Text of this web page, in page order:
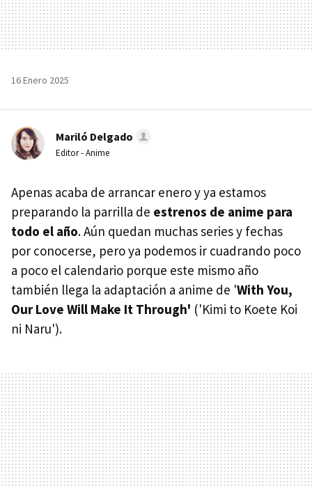
16 Enero 2025
Mariló Delgado
Editor - Anime
Apenas acaba de arrancar enero y ya estamos
preparando la parrilla de estrenos de anime para
todo el año. Aún quedan muchas series y fechas
por conocerse, pero ya podemos ir cuadrando poco
a poco el calendario porque este mismo año
también llega la adaptación a anime de 'With You,
Our Love Will Make It Through' ('Kimi to Koete Koi
ni Naru').